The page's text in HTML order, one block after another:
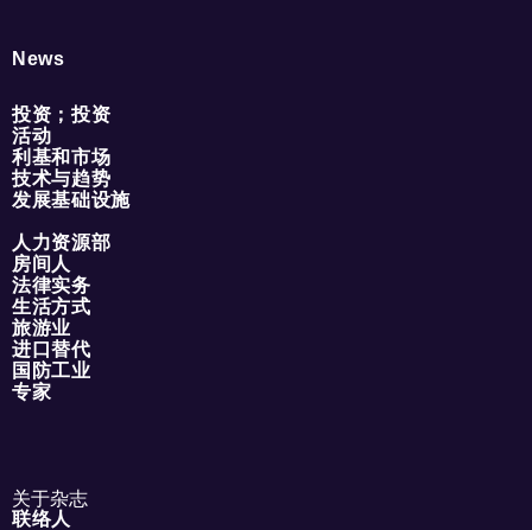
News
投资；投资
活动
利基和市场
技术与趋势
发展基础设施
人力资源部
房间人
法律实务
生活方式
旅游业
进口替代
国防工业
专家
关于杂志
联络人